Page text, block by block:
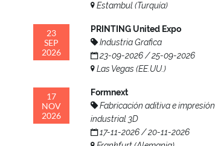
Estambul (Turquía)
23
SEP
2026
PRINTING United Expo
Industria Grafica
23-09-2026 / 25-09-2026
Las Vegas (EE.UU.)
17
NOV
2026
Formnext
Fabricación aditiva e impresión
industrial 3D
17-11-2026 / 20-11-2026